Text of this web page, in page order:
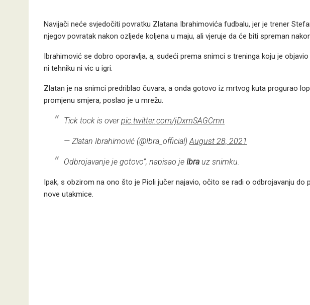
Navijači neće svjedočiti povratku Zlatana Ibrahimovića fudbalu, jer je trener
njegov povratak nakon ozljede koljena u maju, ali vjeruje da će biti spreman
Ibrahimović se dobro oporavlja, a, sudeći prema snimci s treninga koju je
ni tehniku ni vic u igri.
Zlatan je na snimci predriblao čuvara, a onda gotovo iz mrtvog kuta progurao
promjenu smjera, poslao je u mrežu.
Tick tock is overpic.twitter.com/jDxmSAGCmn
— Zlatan Ibrahimović (@Ibra_official)August 28, 2021
Odbrojavanje je gotovo”, napisao je Ibra uz snimku.
Ipak, s obzirom na ono što je Pioli jučer najavio, očito se radi o odbrojavanju do
nove utakmice.